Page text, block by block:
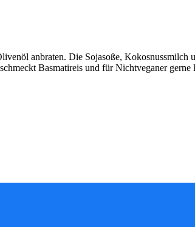
anbraten. Die Sojasoße, Kokosnussmilch
Basmatireis und für Nichtveganer gerne